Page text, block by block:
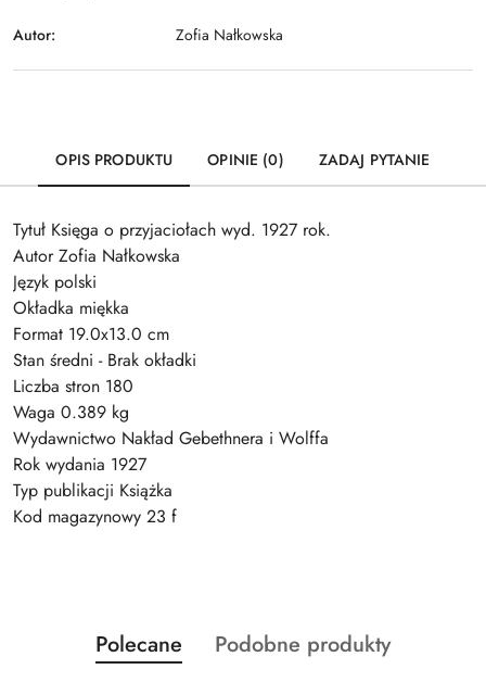
Autor: Zofia Nałkowska
OPIS PRODUKTU OPINIE (0) ZADAJ PYTANIE
Tytuł Księga o przyjaciołach wyd. 1927 rok.
Autor Zofia Nałkowska
Język polski
Okładka miękka
Format 19.0x13.0 cm
Stan średni - Brak okładki
Liczba stron 180
Waga 0.389 kg
Wydawnictwo Nakład Gebethnera i Wolffa
Rok wydania 1927
Typ publikacji Książka
Kod magazynowy 23 f
Pomiń karuzelę produktów
Produkty
o
Polecane
Produkty
Podobne produkty